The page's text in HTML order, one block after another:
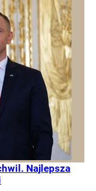
Najlepsza